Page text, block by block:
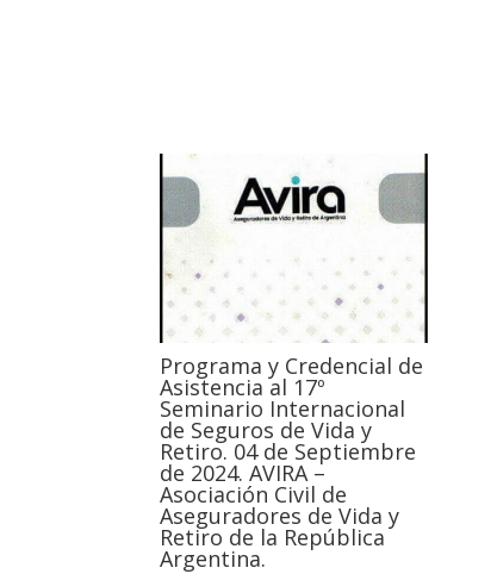
Programa y Credencial de
Asistencia al 17º
Seminario Internacional
de Seguros de Vida y
Retiro. 04 de Septiembre
de 2024. AVIRA –
Asociación Civil de
Aseguradores de Vida y
Retiro de la República
Argentina.